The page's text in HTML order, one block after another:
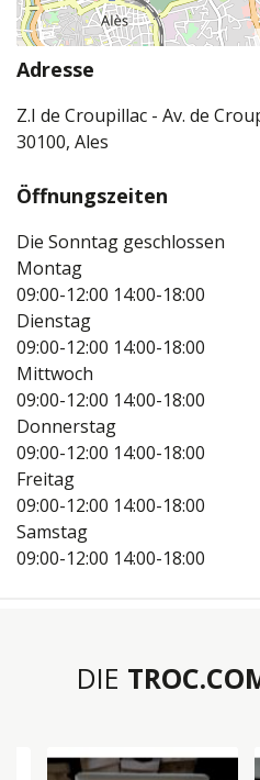
Adresse
Z.I de Croupillac - Av. de
30100, Ales
Öffnungszeiten
Die Sonntag geschlossen
Montag
09:00-12:00 14:00-18:00
Dienstag
09:00-12:00 14:00-18:00
Mittwoch
09:00-12:00 14:00-18:00
Donnerstag
09:00-12:00 14:00-18:00
Freitag
09:00-12:00 14:00-18:00
Samstag
09:00-12:00 14:00-18:00
DIE